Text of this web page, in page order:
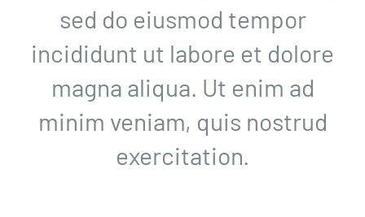
sed do eiusmod tempor
incididunt ut labore et dolore
magna aliqua. Ut enim ad
minim veniam, quis nostrud
exercitation.